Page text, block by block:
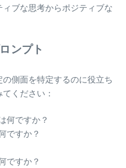
ブな思考からポジティブな
ンプト
側面を特定するのに役立ち
ください：
何ですか？
ですか？
ですか？